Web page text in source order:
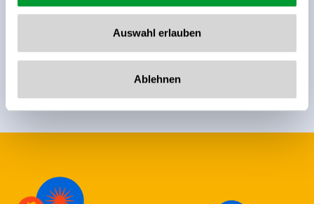
Auswahl erlauben
Ablehnen
Jetzt für den newsletter
anmelden!
Anmelden